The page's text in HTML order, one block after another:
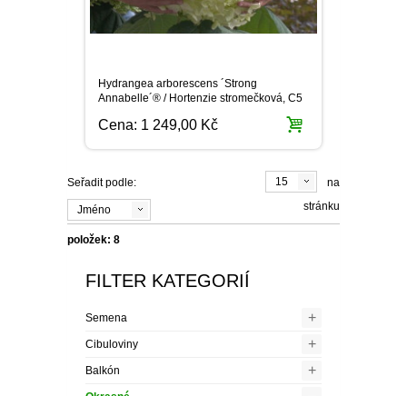
Hydrangea arborescens ´Strong
Annabelle´® / Hortenzie stromečková, C5
Cena: 1 249,00 Kč
Seřadit podle:
Jméno
15
na
stránku
položek: 8
FILTER KATEGORIÍ
Semena +
Cibuloviny +
Balkón +